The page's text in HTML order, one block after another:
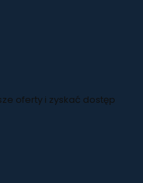
oferty i zyskać dostęp